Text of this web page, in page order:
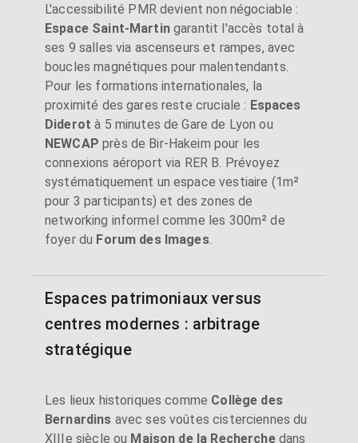
L'accessibilité PMR devient non négociable :
Espace Saint-Martingarantit l'accès total à
ses 9 salles via ascenseurs et rampes, avec
boucles magnétiques pour malentendants.
Pour les formations internationales, la
proximité des gares reste cruciale : Espaces
Diderot à 5 minutes de Gare de Lyon ou
NEWCAP près de Bir-Hakeim pour les
connexions aéroport via RER B. Prévoyez
systématiquement un espace vestiaire (1m²
pour 3 participants) et des zones de
networking informel comme les 300m² de
foyer du Forum des Images.
Espaces patrimoniaux versus
centres modernes : arbitrage
stratégique
Les lieux historiques comme Collège des
Bernardins avec ses voûtes cisterciennes du
XIIIe siècle ou Maison de la Recherchedans